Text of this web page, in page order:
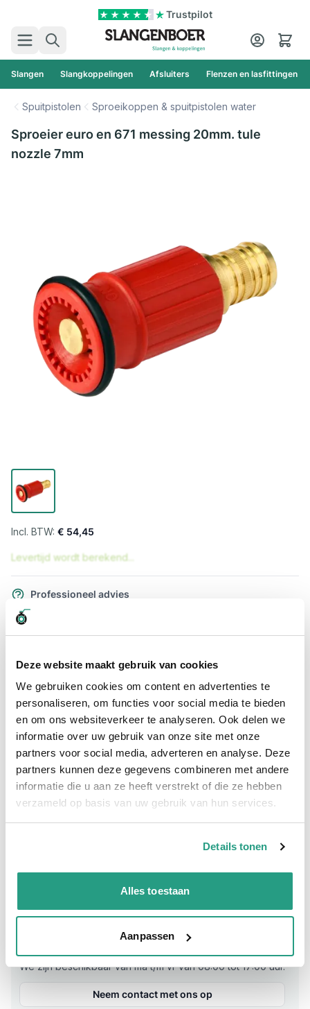
Deze website maakt gebruik van cookies
We gebruiken cookies om content en advertenties te
personaliseren, om functies voor social media te bieden
en om ons websiteverkeer te analyseren. Ook delen we
informatie over uw gebruik van onze site met onze
partners voor social media, adverteren en analyse. Deze
partners kunnen deze gegevens combineren met andere
informatie die u aan ze heeft verstrekt of die ze hebben
verzameld op basis van uw gebruik van hun services.
Details tonen
Alles toestaan
Aanpassen
Trustpilot
Zoek
Cart
Slangen Slangkoppelingen Afsluiters Flenzen en lasfittingen
Spuitpistolen Sproeikoppen & spuitpistolen water
Sproeier euro en 671 messing 20mm. tule
nozzle 7mm
€ 54,45
Levertijd wordt berekend...
Professioneel advies
Hoge klantbeoordelingen: 9/10
Snel naar
Details Plus- en minpunten
Details
Sproeier euro en 671 messing 20mm. tule nozzle 7mm
Plus- en minpunten
Vragen? Neem dan nu contact op
We zijn beschikbaar van ma t/m vr van 08:00 tot 17:00 uur.
Neem contact met ons op